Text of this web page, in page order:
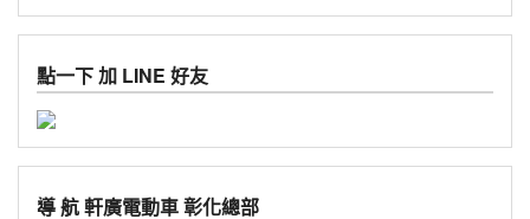
點一下 加 LINE 好友
導 航 軒廣電動車 彰化總部